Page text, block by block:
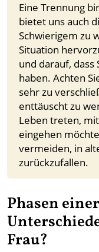
Eine Trennung
bietet uns auch
Schwierigem zu
Situation
und darauf,
haben. Achten
sehr zu
enttäuscht zu
Leben treten,
eingehen
vermeiden, in
zurückzufallen.
Phasen
Frau?